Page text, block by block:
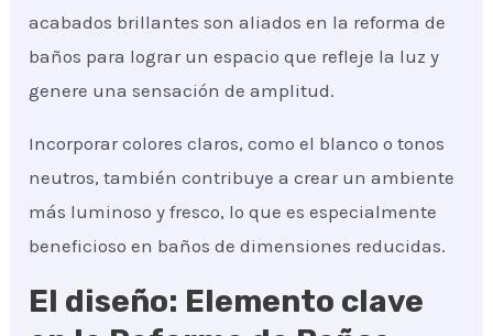
acabados brillantes son aliados en la reforma de
baños para lograr un espacio que refleje la luz y
genere una sensación de amplitud.
Incorporar colores claros, como el blanco o tonos
neutros, también contribuye a crear un ambiente
más luminoso y fresco, lo que es especialmente
beneficioso en baños de dimensiones reducidas.
El diseño: Elemento clave